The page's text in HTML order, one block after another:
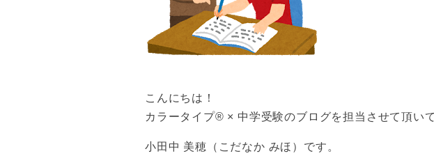
こんにちは！
カラータイプ®️ × 中学受験のブログを担当させて頂い
小田中 美穂（こだなか みほ）です。